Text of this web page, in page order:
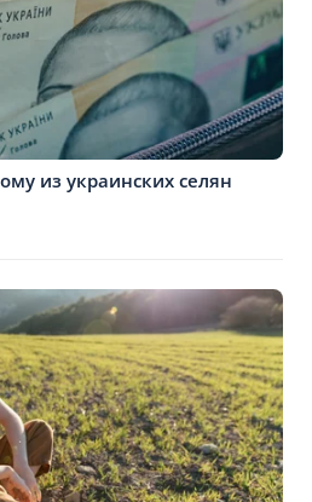
из украинских селян